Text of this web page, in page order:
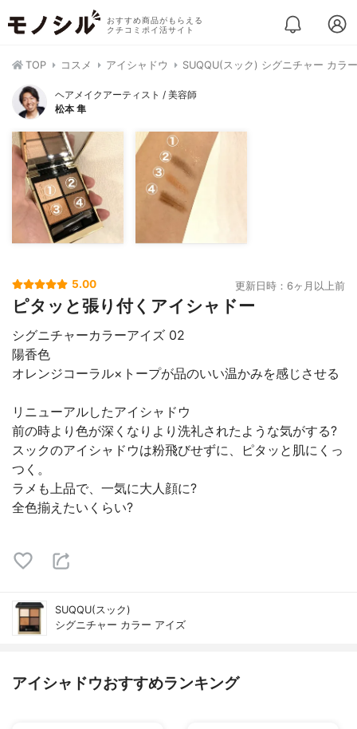
おすすめ商品がもらえる
クチコミポイ活サイト
TOP コスメ アイシャドウ SUQQU(スック) シグニチャー カラ
ヘアメイクアーティスト / 美容師
松本 隼
5.00 更新日時：6ヶ月以上前
ピタッと張り付くアイシャドー
シグニチャーカラーアイズ 02
陽香色
オレンジコーラル×トープが品のいい温かみを感じさせる
リニューアルしたアイシャドウ
前の時より色が深くなりより洗礼されたような気がする?
スックのアイシャドウは粉飛びせずに、ピタッと肌にくっ
つく。
ラメも上品で、一気に大人顔に?
全色揃えたいくらい?
SUQQU(スック)
シグニチャー カラー アイズ
アイシャドウおすすめランキング